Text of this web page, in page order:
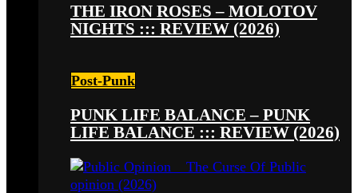
THE IRON ROSES – MOLOTOV
NIGHTS ::: REVIEW (2026)
Post-Punk
PUNK LIFE BALANCE – PUNK
LIFE BALANCE ::: REVIEW (2026)